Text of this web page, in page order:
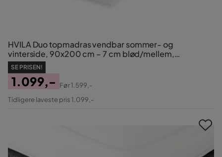
HVILA Duo topmadras vendbar sommer- og
vinterside, 90x200 cm – 7 cm blød/mellem,
polyetherskum, vaskbart betræk
SE PRISEN!
Pris
1.099,-
Original
Før1.599,-
Tidligere laveste pris 1.099,-